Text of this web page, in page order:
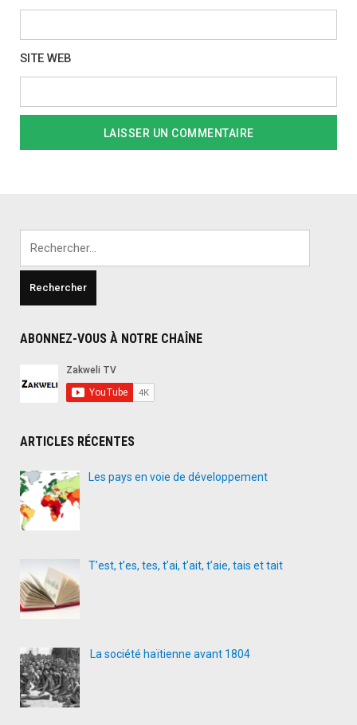
SITE WEB
ABONNEZ-VOUS À NOTRE CHAÎNE
ARTICLES RÉCENTES
Les pays en voie de développement
T’est, t’es, tes, t’ai, t’ait, t’aie, tais et tait
La société haïtienne avant 1804